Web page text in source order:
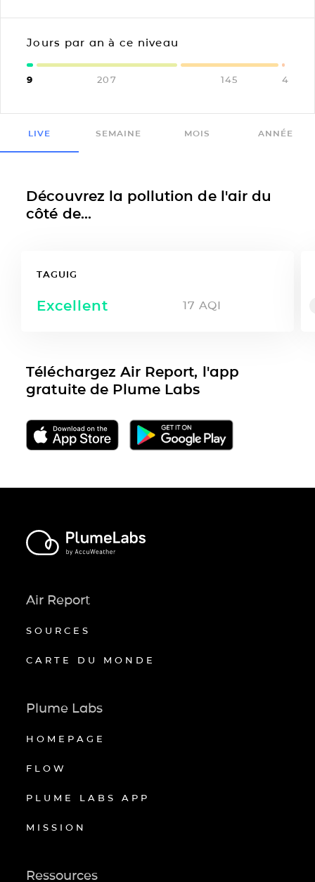
Jours par an à ce niveau
9 207 145 4
LIVE SEMAINE MOIS ANNÉE
Découvrez la pollution de l'air du
côté de...
TAGUIG
Excellent 17 AQI
Téléchargez Air Report, l'app
gratuite de Plume Labs
Air Report
SOURCES
CARTE DU MONDE
Plume Labs
HOMEPAGE
FLOW
PLUME LABS APP
MISSION
Ressources